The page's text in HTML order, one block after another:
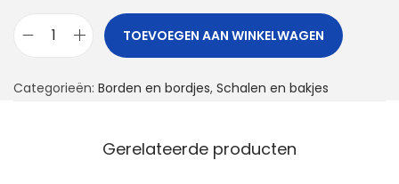
h
TOEVOEGEN AAN WINKELWAGEN
Categorieën: Borden en bordjes, Schalen en bakjes
Gerelateerde producten